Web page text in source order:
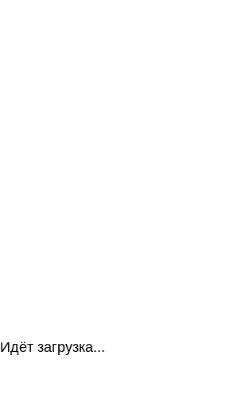
Идёт загрузка...